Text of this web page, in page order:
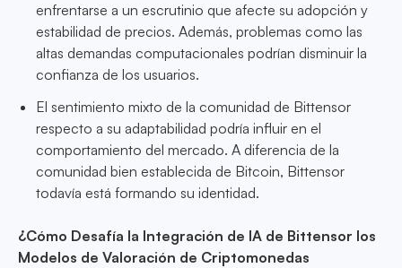
enfrentarse a un escrutinio que afecte su adopción y
estabilidad de precios. Además, problemas como las
altas demandas computacionales podrían disminuir la
confianza de los usuarios.
El sentimiento mixto de la comunidad de Bittensor
respecto a su adaptabilidad podría influir en el
comportamiento del mercado. A diferencia de la
comunidad bien establecida de Bitcoin, Bittensor
todavía está formando su identidad.
¿Cómo Desafía la Integración de IA de Bittensor los
Modelos de Valoración de Criptomonedas